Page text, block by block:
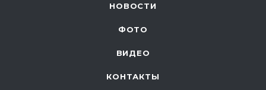
НОВОСТИ
ФОТО
ВИДЕО
КОНТАКТЫ